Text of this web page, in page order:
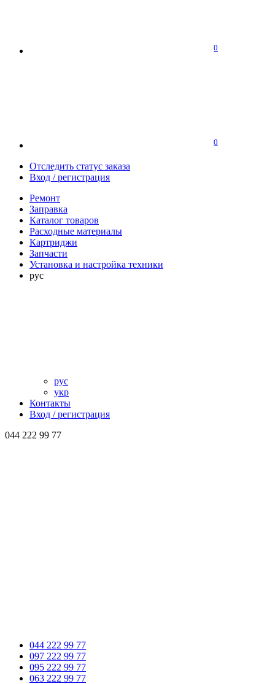
0
0
Отследить статус заказа
Вход / регистрация
Ремонт
Заправка
Каталог товаров
Расходные материалы
Картриджи
Запчасти
Установка и настройка техники
рус
рус
укр
Контакты
Вход / регистрация
044 222 99 77
044 222 99 77
097 222 99 77
095 222 99 77
063 222 99 77